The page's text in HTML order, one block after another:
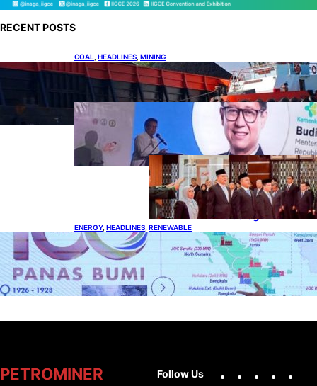
RECENT POSTS
COAL HEADLINES MINING
Lelang Batubara Sitaan, Negara Dapat Lebih
dari Rp 20 Miliar
DOWNSTREAM, HEADLINES, PETROLEUM
Digitalisasi Alat-Alat Kesehatan
Dukung Pertumbuhan Industri
Alkes
HEADLINES, PETROLEUM ,
UPSTREAM
Lana Saria
Dilantik Sebagai
Kepala Badan
Geologi
ENERGY, HEADLINES RENEWABLE
Momentum 100 Tahun Panas Bumi untuk
Akselerasi Pertumbuhan
PETROMINER Follow Us